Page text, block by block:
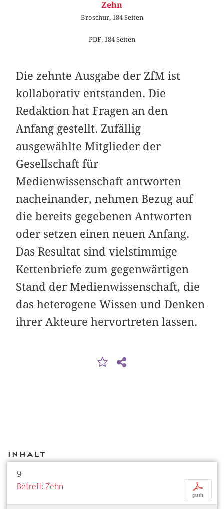
Zehn
Broschur, 184 Seiten
PDF, 184 Seiten
Die zehnte Ausgabe der ZfM ist
kollaborativ entstanden. Die
Redaktion hat Fragen an den
Anfang gestellt. Zufällig
ausgewählte Mitglieder der
Gesellschaft für
Medienwissenschaft antworten
nacheinander, nehmen Bezug auf
die bereits gegebenen Antworten
oder setzen einen neuen Anfang.
Das Resultat sind vielstimmige
Kettenbriefe zum gegenwärtigen
Stand der Medienwissenschaft, die
das heterogene Wissen und Denken
ihrer Akteure hervortreten lassen.
Inhalt
9
Betreff: Zehn
p
gratis